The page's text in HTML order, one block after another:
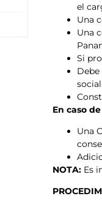
el
Una
Una
Si
social.
En caso
Una
NOTA:Es